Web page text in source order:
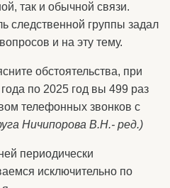
так и обычной связи.
следственной группы задал
и на эту тему.
обстоятельства, при
по 2025 год вы 499 раз
телефонных звонков с
Ничипорова В.Н.- ред.)
периодически
исключительно по